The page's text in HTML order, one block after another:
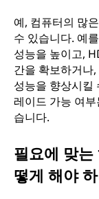
예, 컴퓨터의 많
수 있습니다. 예
성능을 높이고,
간을 확보하거나
성능을 향상시킬
레이드 가능 여
습니다.
필요에 맞는
떻게 해야